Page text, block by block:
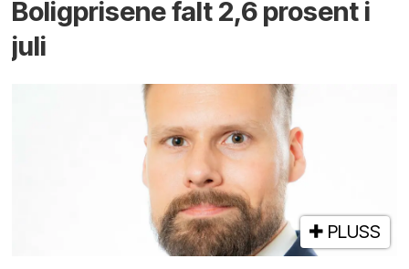
Boligprisene falt 2,6 prosent i
juli
PLUSS